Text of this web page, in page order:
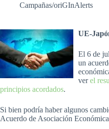
Campañas/oriGInAlerts
UE-
El 6 de
un
verel
principios acordados.
Si bien podría haber algunos
Acuerdo de Asociación